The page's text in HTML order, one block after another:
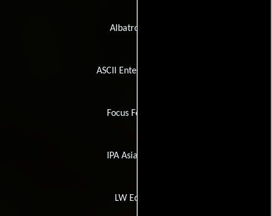
Albatros Film
ASCII Entertainment
Focus Features
IPA Asia Pacific
LW Editora